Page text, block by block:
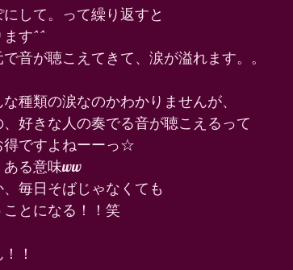
して。って繰り返すと
す^^
音が聴こえてきて、涙が溢れます。。
種類の涙なのかわかりませんが、
好きな人の奏でる音が聴こえるって
得ですよねーーっ☆
る意味ww
毎日そばじゃなくても
とになる！！笑
！